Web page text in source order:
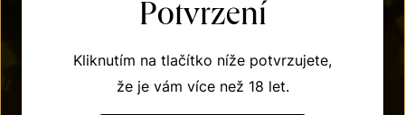
POTŘEBUJETE PORADIT?
Potvrzení
Kliknutím na tlačítko níže potvrzujete,
že je vám více než 18 let.